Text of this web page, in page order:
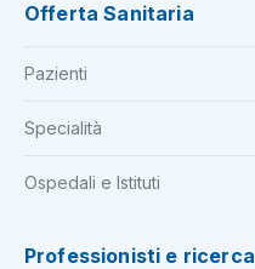
Offerta Sanitaria
Pazienti
Specialità
Ospedali e Istituti
Professionisti e ricerca